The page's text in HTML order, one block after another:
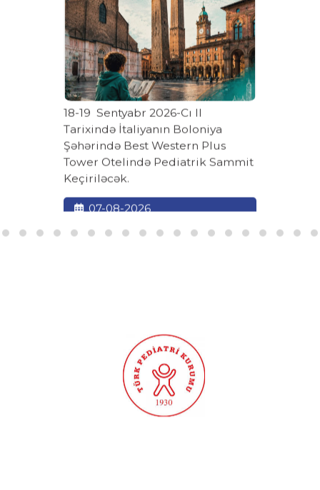
18-19 Sentyabr 2026-Cı Il
Tarixində İtaliyanın Boloniya
Şəhərində Best Western Plus
Tower Otelində Pediatrik Sammit
Keçiriləcək.
07-08-2026